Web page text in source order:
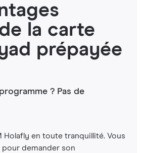
la carte
prépayée
? Pas de
Holafly en toute tranquillité. Vous
pour demander son